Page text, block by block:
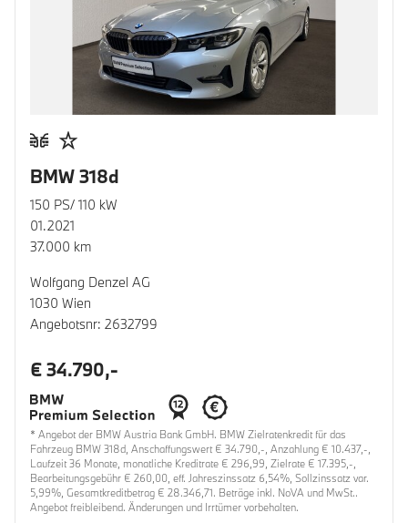
BMW 318d
150 PS/ 110 kW
01.2021
37.000 km
Wolfgang Denzel AG
1030 Wien
Angebotsnr: 2632799
€ 34.790,-
* Angebot der BMW Austria Bank GmbH. BMW Zielratenkredit für das
Fahrzeug BMW 318d, Anschaffungswert € 34.790,-, Anzahlung € 10.437,-,
Laufzeit 36 Monate, monatliche Kreditrate € 296,99, Zielrate € 17.395,-,
Bearbeitungsgebühr € 260,00, eff. Jahreszinssatz 6,54%, Sollzinssatz var.
5,99%, Gesamtkreditbetrag € 28.346,71. Beträge inkl. NoVA und MwSt..
Angebot freibleibend. Änderungen und Irrtümer vorbehalten.